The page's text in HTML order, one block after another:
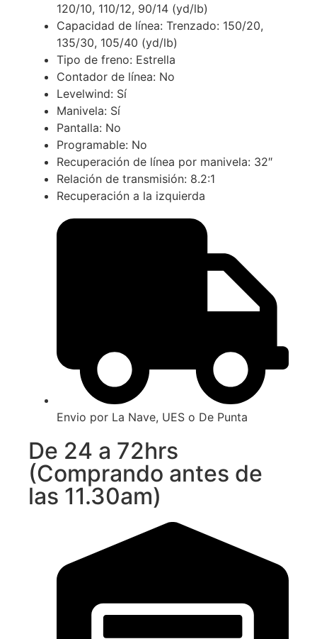
120/10, 110/12, 90/14 (yd/lb)
Capacidad de línea: Trenzado: 150/20,
135/30, 105/40 (yd/lb)
Tipo de freno: Estrella
Contador de línea: No
Levelwind: Sí
Manivela: Sí
Pantalla: No
Programable: No
Recuperación de línea por manivela: 32″
Relación de transmisión: 8.2:1
Recuperación a la izquierda
Envio por La Nave, UES o De Punta
De 24 a 72hrs
(Comprando antes de
las 11.30am)